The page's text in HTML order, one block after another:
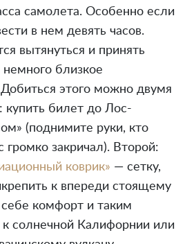
самолета. Особенно если
в нем девять часов.
вытянуться и принять
близкое
Добиться этого можно двумя
билет до Лос-
(поднимите руки, кто
громко закричал). Второй:
коврик» — сетку,
к впереди стоящему
себе комфорт и таким
солнечной Калифорнии или